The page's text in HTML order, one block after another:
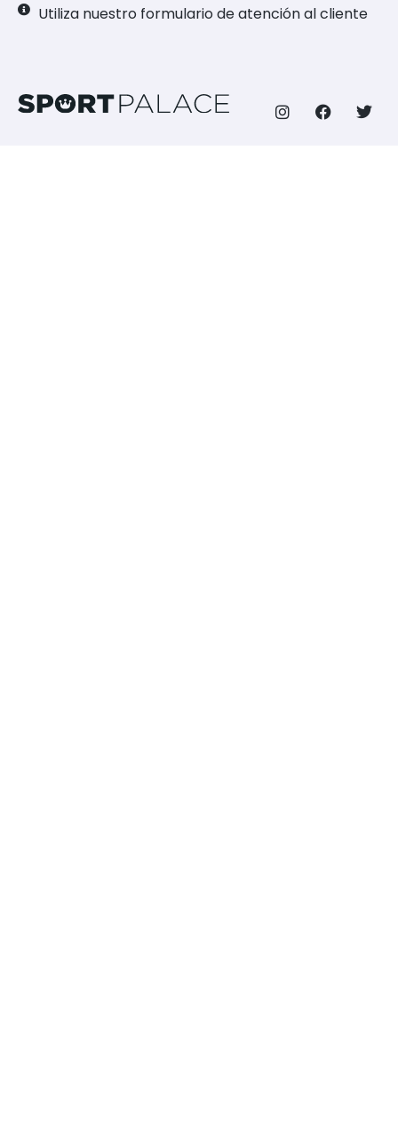
Utiliza nuestro formulario de atención al cliente